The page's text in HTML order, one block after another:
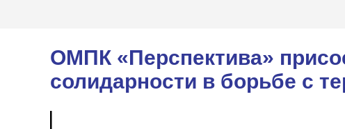
ОМПК «Перспектива»
солидарности в борьбе с